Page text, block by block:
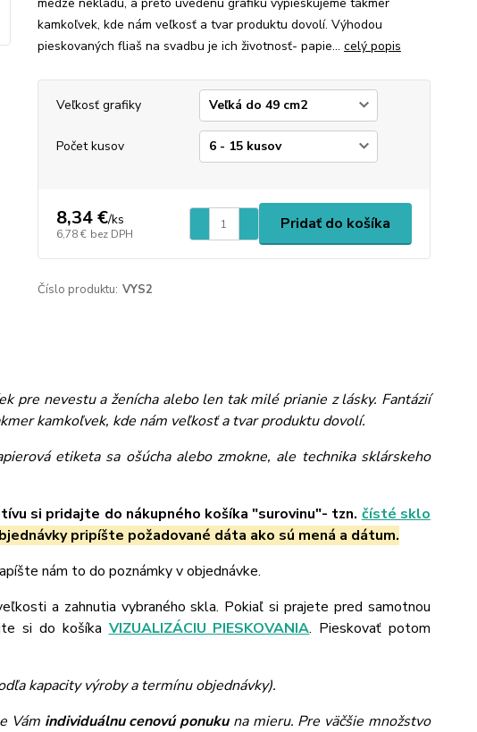
kamkoľvek, kde nám veľkosť a tvar produktu dovolí. Výhodou
pieskovaných fliaš na svadbu je ich životnosť- papie... celý popis
Veľkosť grafiky
Počet kusov
8,34 €/ks
6,78 € bez DPH
Pridať do košíka
Číslo produktu: VYS2
pre nevestu a ženícha alebo len tak milé prianie z lásky. Fantázií
kamkoľvek, kde nám veľkosť a tvar produktu dovolí.
etiketa sa ošúcha alebo zmokne, ale technika sklárskeho
si pridajte do nákupného košíka "surovinu"- tzn. čísté sklo
pripíšte požadované dáta ako sú mená a dátum.
nám to do poznámky v objednávke.
a zahnutia vybraného skla. Pokiaľ si prajete pred samotnou
si do košíka VIZUALIZÁCIU PIESKOVANIA. Pieskovať potom
kapacity výroby a termínu objednávky).
Vám individuálnu cenovú ponukuna mieru. Pre väčšie množstvo